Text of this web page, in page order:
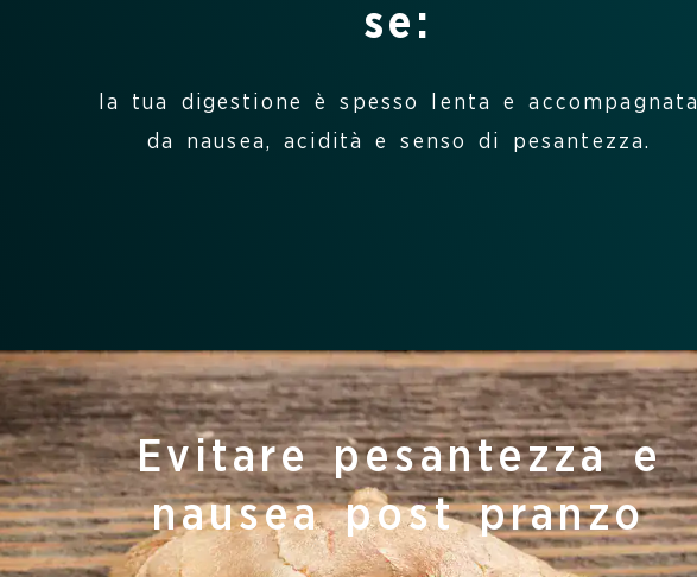
se:
la tua digestione è spesso lenta e accompagnata
da nausea, acidità e senso di pesantezza.
Evitare pesantezza e
nausea post pranzo